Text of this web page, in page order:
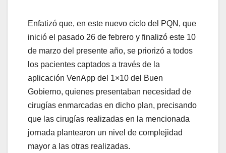
Enfatizó que, en este nuevo ciclo del PQN, que
inició el pasado 26 de febrero y finalizó este 10
de marzo del presente año, se priorizó a todos
los pacientes captados a través de la
aplicación VenApp del 1×10 del Buen
Gobierno, quienes presentaban necesidad de
cirugías enmarcadas en dicho plan, precisando
que las cirugías realizadas en la mencionada
jornada plantearon un nivel de complejidad
mayor a las otras realizadas.